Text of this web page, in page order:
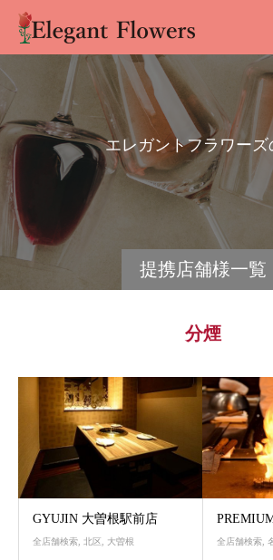
提携店舗様一覧
エレガントフ ラワ ー ズの 提
分煙
GYUJIN 大曽根駅前店
全店舗検索 北区 大曽根 全店舗検索